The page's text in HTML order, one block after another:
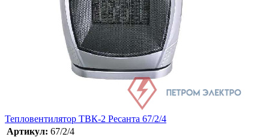
Тепловентилятор ТВК-2 Ресанта 67/2/4
Артикул: 67/2/4